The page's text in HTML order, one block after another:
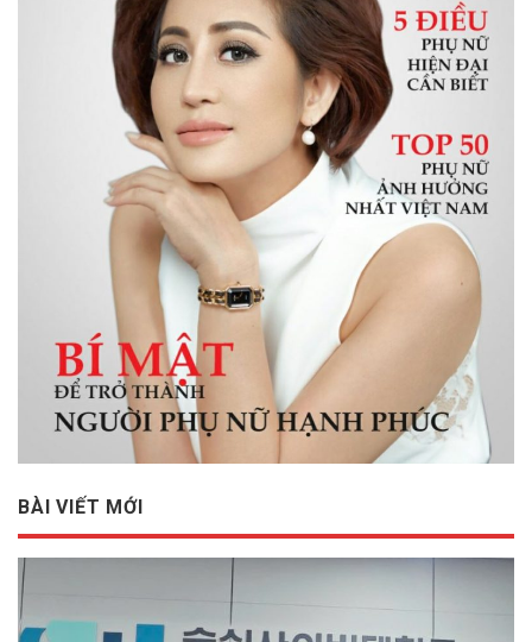
BÀI VIẾT MỚI